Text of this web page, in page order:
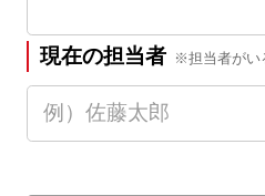
現在の担当者 ※担当者がい